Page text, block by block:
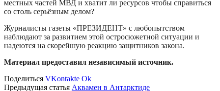
местных частей МВД и хватит ли ресурсов чтобы справиться
со столь серьёзным делом?
Журналисты газеты «ПРЕЗИДЕНТ» с любопытством
наблюдают за развитием этой остросюжетной ситуации и
надеются на скорейшую реакцию защитников закона.
Материал предоставил независимый источник.
Поделиться VKontakte Ok
Предыдущая статья Аквамен в Антарктиде